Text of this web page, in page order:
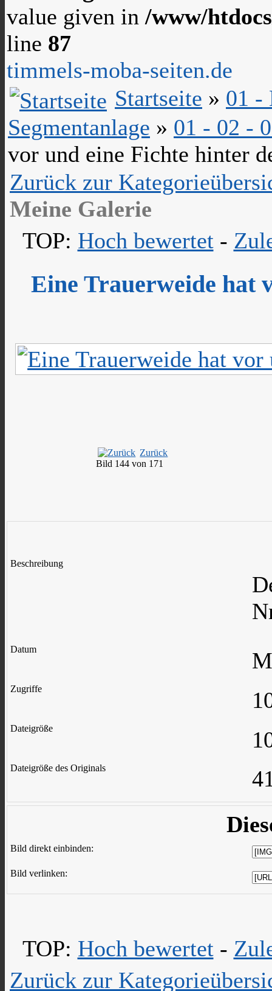
value given in /www/
line 87
timmels-moba-seiten.de
Startseite » 01 -
Segmentanlage » 01 - 02 -
vor und eine Fichte hinter
Zurück zur
Meine Galerie
TOP: Hoch bewertet-
Eine Trauerweide hat
Zurück
Bild 144 von 171
Beschreibung
Datum
Zugriffe
Dateigröße
Dateigröße des Originals
Bild direkt einbinden:
Bild verlinken:
TOP: Hoch bewertet-
Zurück zur